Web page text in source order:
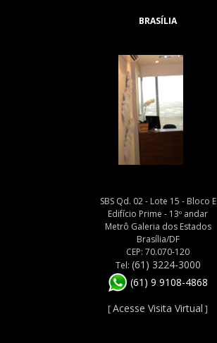
BRASÍLIA
SBS Qd. 02 - Lote 15 - Bloco E
Edifício Prime - 13º andar
Metrô Galeria dos Estados
Brasília/DF
CEP: 70.070-120
Tel: (61) 3224-3000
(61) 9 9108-4868
[Acesse Visita Virtual ]